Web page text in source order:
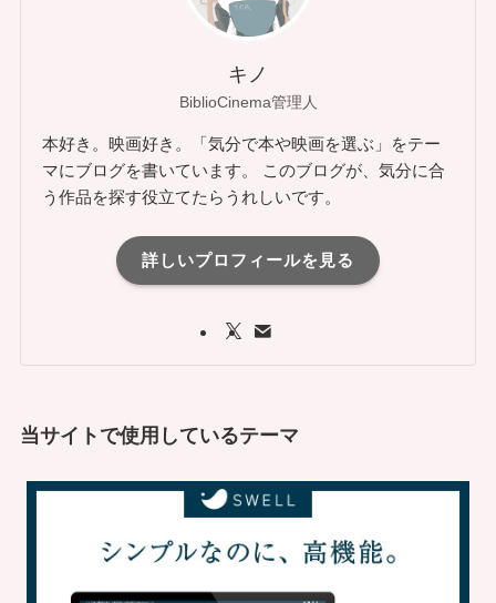
キノ
BiblioCinema管理人
本好き。映画好き。「気分で本や映画を選ぶ」をテー
マにブログを書いています。 このブログが、気分に合
う作品を探す役立てたらうれしいです。
詳しいプロフィールを見る
当サイトで使用しているテーマ